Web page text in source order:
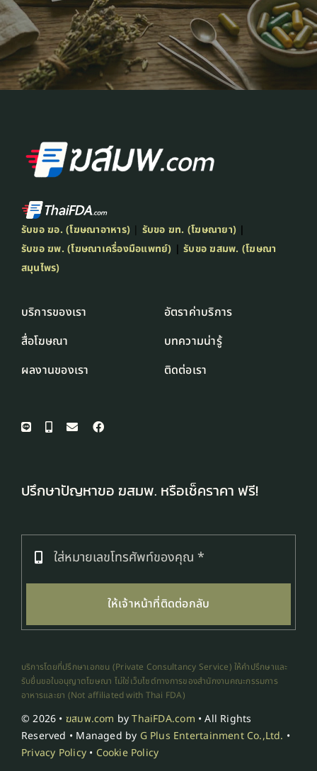
รับขอ ฆอ. (โฆษณาอาหาร) | รับขอ ฆท. (โฆษณายา) |
รับขอ ฆพ. (โฆษณาเครื่องมือแพทย์) | รับขอ ฆสมพ. (โฆษณา
สมุนไพร)
บริการของเรา
สื่อโฆษณา
ผลงานของเรา
อัตราค่าบริการ
บทความน่ารู้
ติดต่อเรา
ปรึกษาปัญหาขอ ฆสมพ. หรือเช็คราคา ฟรี!
ให้เจ้าหน้าที่ติดต่อกลับ
บริการโดยที่ปรึกษาเอกชน (Private Consultancy Service) ให้คำปรึกษาและ
รับยื่นขอใบอนุญาตโฆษณา ไม่ใช่เว็บไซต์ทางการของสำนักงานคณะกรรมการ
อาหารและยา (Not affiliated with Thai FDA)
© 2026 • ฆสมพ.com byThaiFDA.com • All Rights
Reserved • Managed by G Plus Entertainment Co.,Ltd. •
Privacy Policy• Cookie Policy